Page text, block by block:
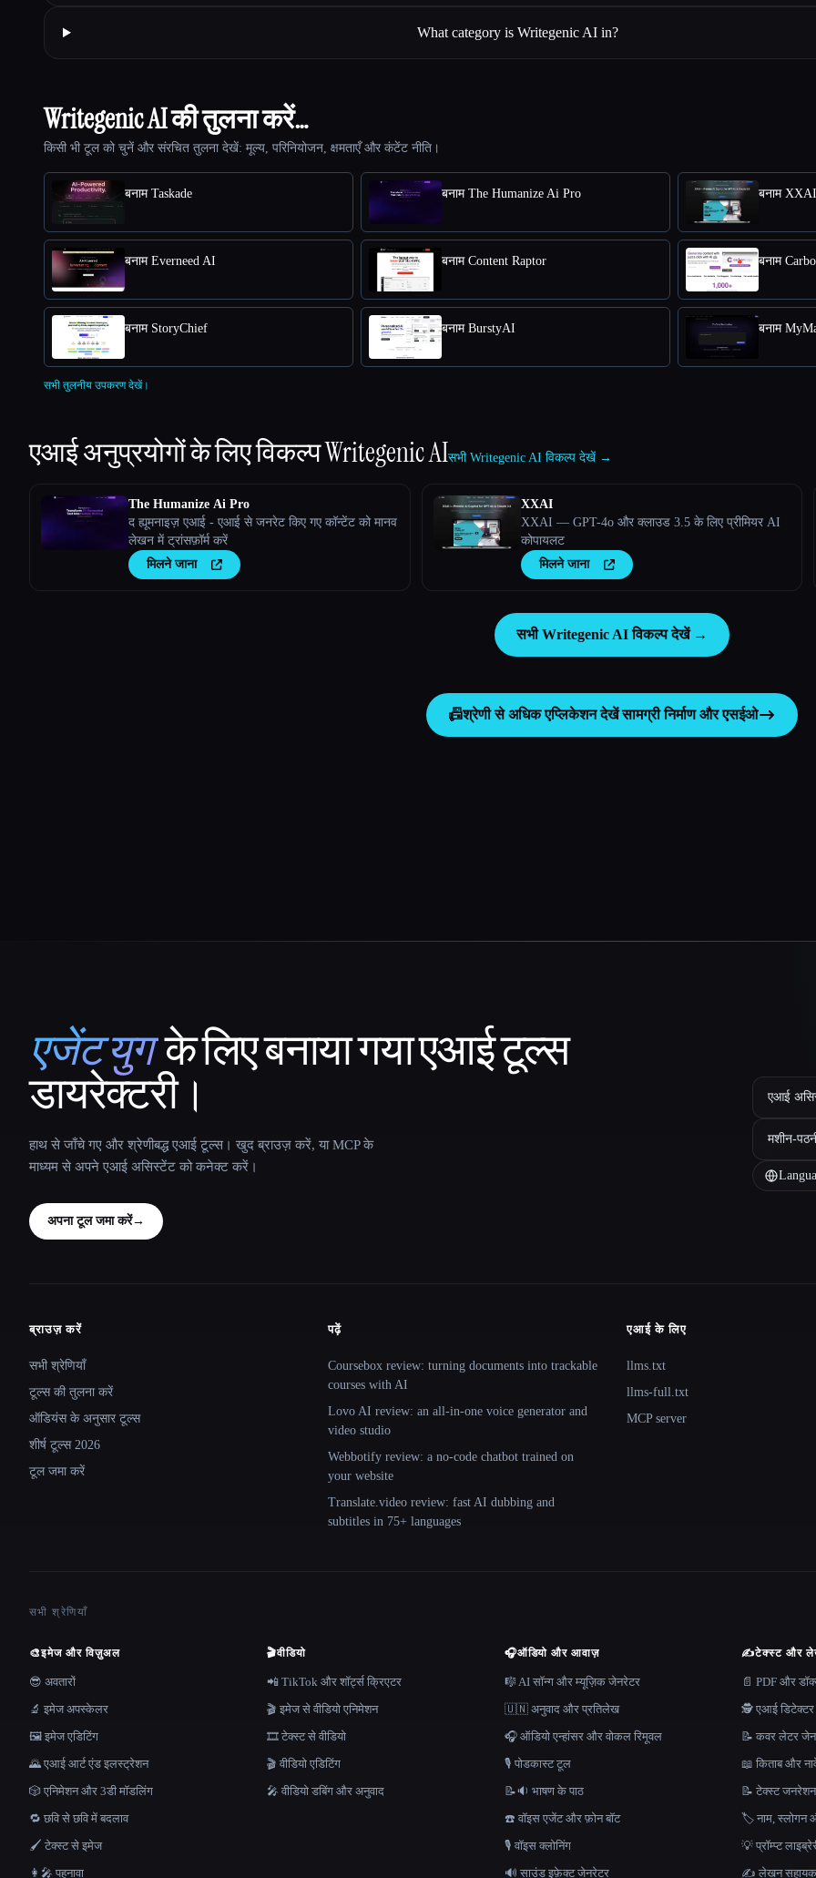
What category is Writegenic AI in?
Writegenic AI की तुलना करें…
किसी भी टूल को चुनें और संरचित तुलना देखें: मूल्य, परिनियोजन, क्षमताएँ और कंटेंट नीति।
बनाम Taskade बनाम The Humanize Ai Pro बनाम XXAI
बनाम Everneed AI बनाम Content Raptor बनाम
बनाम StoryChief बनाम BurstyAI बनाम
सभी तुलनीय उपकरण देखें।
एआई अनुप्रयोगों के लिए विकल्पWritegenic AIसभी Writegenic AI विकल्प देखें →
The Humanize Ai Pro
द ह्यूमनाइज़ एआई - एआई से जनरेट किए गए कॉन्टेंट को मानव
लेखन में ट्रांसफ़ॉर्म करें
मिलने जाना
XXAI
XXAI — GPT-4o और क्लाउड 3.5 के लिए प्रीमियर AI
कोपायलट
मिलने जाना
सभी Writegenic AI विकल्प देखें →
📠श्रेणी से अधिक एप्लिकेशन देखेंसामग्री निर्माण और एसईओ
That AI Collection
एजेंट युग के लिए बनाया गया एआई टूल्स
डायरेक्टरी।
हाथ से जाँचे गए और श्रेणीबद्ध एआई टूल्स। खुद ब्राउज़ करें, या MCP के
माध्यम से अपने एआई असिस्टेंट को कनेक्ट करें।
अपना टूल जमा करें→
एआई
मशीन-
Site navigation
ब्राउज़ करें
सभी श्रेणियाँ
टूल्स की तुलना करें
ऑडियंस के अनुसार टूल्स
शीर्ष टूल्स 2026
टूल जमा करें
पढ़ें
Coursebox review: turning documents into trackable
courses with AI
Lovo AI review: an all-in-one voice generator and
video studio
Webbotify review: a no-code chatbot trained on
your website
Translate.video review: fast AI dubbing and
subtitles in 75+ languages
एआई के लिए
llms.txt
llms-full.txt
MCP server
सभी श्रेणियाँ
🎨इमेज और विज़ुअल
😎 अवतारों
🔬 इमेज अपस्केलर
🖼️ इमेज एडिटिंग
🌄 एआई आर्ट एंड इलस्ट्रेशन
🎲 एनिमेशन और 3डी मॉडलिंग
🔁 छवि से छवि में बदलाव
🖌️ टेक्स्ट से इमेज
👩‍🎤 पहनावा
🎬वीडियो
📲 TikTok और शॉर्ट्स क्रिएटर
🎬 इमेज से वीडियो एनिमेशन
🎞️ टेक्स्ट से वीडियो
🎬 वीडियो एडिटिंग
🎤 वीडियो डबिंग और अनुवाद
🎧ऑडियो और आवाज़
🎼 AI सॉन्ग और म्यूज़िक जेनरेटर
🇺🇳 अनुवाद और प्रतिलेख
🎧 ऑडियो एन्हांसर और वोकल रिमूवल
🎙️ पोडकास्ट टूल
📝🔉 भाषण के पाठ
☎️ वॉइस एजेंट और फ़ोन बॉट
🎙️ वॉइस क्लोनिंग
🔊 साउंड इफ़ेक्ट जेनरेटर
✍️टेक्स्ट और
📄 PDF और
🕵️ एआई डिटेक्टर
📝 कवर लेटर
📖 किताब और
📝 टेक्स्ट जनरेशन
🏷️ नाम, स्लोगन
💡 प्रॉम्प्ट
✍️ लेखन सहायक